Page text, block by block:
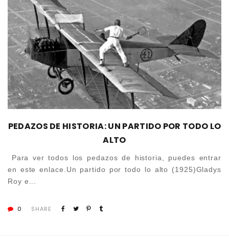
PEDAZOS DE HISTORIA: UN PARTIDO POR TODO LO
ALTO
Para ver todos los pedazos de historia, puedes entrar
en este enlace.Un partido por todo lo alto (1925)Gladys
Roy e...
0 SHARE